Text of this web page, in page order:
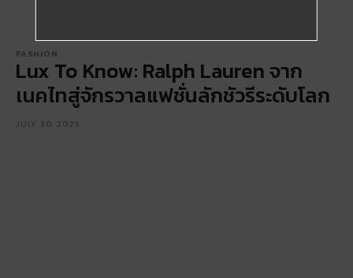
FASHION
Lux To Know: Ralph Lauren จาก
เนคไทสู่จักรวาลแฟชั่นลักชัวรีระดับโลก
JULY 30, 2025